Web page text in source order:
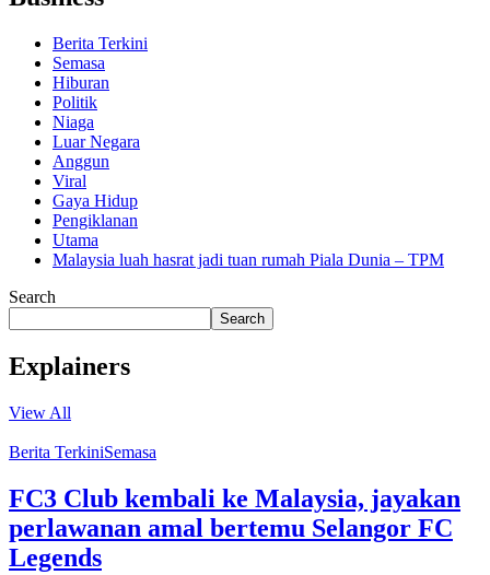
Berita Terkini
Semasa
Hiburan
Politik
Niaga
Luar Negara
Anggun
Viral
Gaya Hidup
Pengiklanan
Utama
Malaysia luah hasrat jadi tuan rumah Piala Dunia – TPM
Search
Search
Explainers
View All
Berita TerkiniSemasa
FC3 Club kembali ke Malaysia, jayakan
perlawanan amal bertemu Selangor FC
Legends